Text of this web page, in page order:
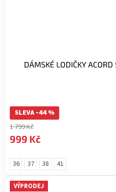
DÁMSKÉ LODIČKY
SLEVA -44 %
1 799 Kč
999 Kč
36 37 38 41
VÝPRODEJ